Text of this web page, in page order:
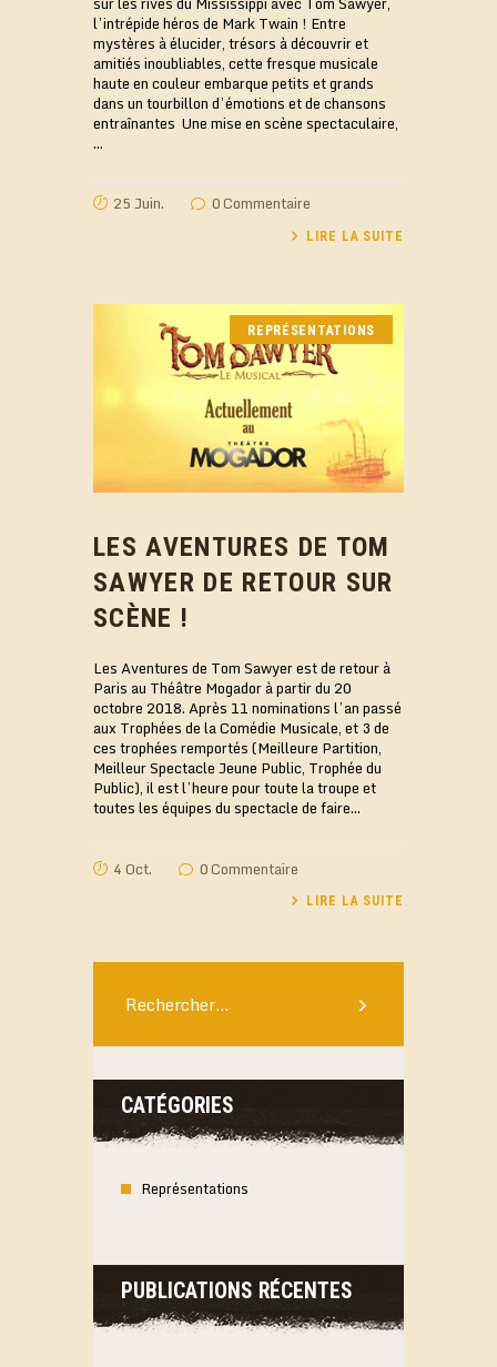
l’intrépide héros de Mark Twain ! Entre
mystères à élucider, trésors à découvrir et
amitiés inoubliables, cette fresque musicale
haute en couleur embarque petits et grands
dans un tourbillon d’émotions et de chansons
entraînantes Une mise en scène spectaculaire,
…
25 Juin. 0Commentaire
LIRE LA SUITE
REPRÉSENTATIONS
LES AVENTURES DE TOM
SAWYER DE RETOUR SUR
SCÈNE !
Les Aventures de Tom Sawyer est de retour à
Paris au Théâtre Mogador à partir du 20
octobre 2018. Après 11 nominations l’an passé
aux Trophées de la Comédie Musicale, et 3 de
ces trophées remportés (Meilleure Partition,
Meilleur Spectacle Jeune Public, Trophée du
Public), il est l’heure pour toute la troupe et
toutes les équipes du spectacle de faire…
4 Oct. 0Commentaire
LIRE LA SUITE
CATÉGORIES
Représentations
PUBLICATIONS RÉCENTES